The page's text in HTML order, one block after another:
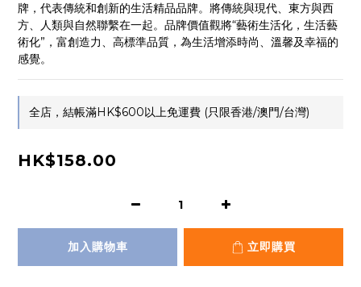
牌，代表傳統和創新的生活精品品牌。將傳統與現代、東方與西
方、人類與自然聯繫在一起。品牌價值觀將“藝術生活化，生活藝
術化”，富創造力、高標準品質，為生活增添時尚、溫馨及幸福的
感覺。
全店，結帳滿HK$600以上免運費 (只限香港/澳門/台灣)
HK$158.00
加入購物車 立即購買